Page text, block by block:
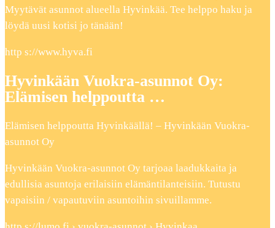
Myytävät asunnot alueella Hyvinkää. Tee helppo haku ja
löydä uusi kotisi jo tänään!
http s://www.hyva.fi
Hyvinkään Vuokra-asunnot Oy:
Elämisen helppoutta …
Elämisen helppoutta Hyvinkäällä! – Hyvinkään Vuokra-
asunnot Oy
Hyvinkään Vuokra-asunnot Oy tarjoaa laadukkaita ja
edullisia asuntoja erilaisiin elämäntilanteisiin. Tutustu
vapaisiin / vapautuviin asuntoihin sivuillamme.